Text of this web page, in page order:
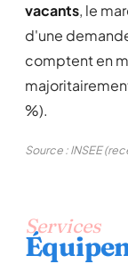
vacants, le
d'une
comptent en
%).
Source : INSEE
Services